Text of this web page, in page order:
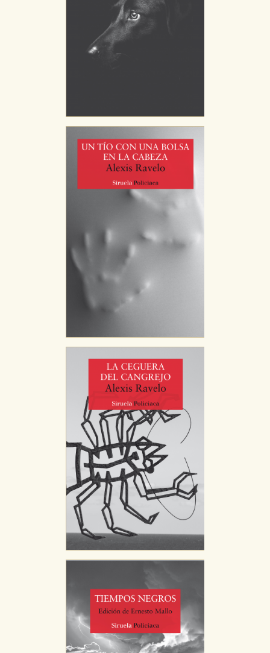
HABILITAR TODO RECHAZAR TODO
Cookies necesarias
Estas cookies se utilizan para mejorar su experiencia
de navegación y optimizar el funcionamiento de
nuestro sitio web. Almacenan configuraciones de
servicios para que no tenga que reconfigurarlos cada
vez que nos visita. La información es agregada y, por lo
tanto, es anónima.
publicitarios y se utilizan para mostrar publicidad
relevante para sus intereses en otros sitios. No
almacenan directamente información personal sino
que se basan en la identificación única de su
navegador y dispositivo de internet.
Puede consultar nuestrapolítica de cookies